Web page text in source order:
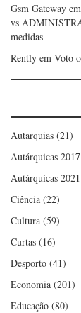
Gsm Gateway em
vs
medidas
Rently em Voto
Autarquias (21)
Autárquicas 2017
Autárquicas 2021
Ciência (22)
Cultura (59)
Curtas (16)
Desporto (41)
Economia (201)
Educação (80)